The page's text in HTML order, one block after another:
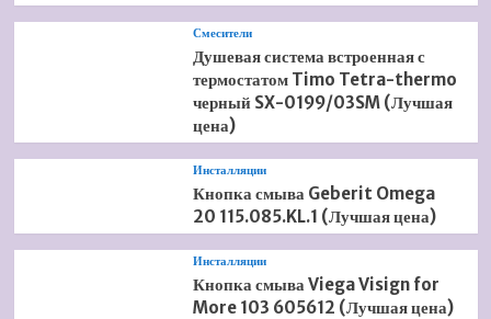
Смесители
Душевая система встроенная с
термостатом Timo Tetra-thermo
черный SX-0199/03SM (Лучшая
цена)
Инсталляции
Кнопка смыва Geberit Omega
20 115.085.KL.1 (Лучшая цена)
Инсталляции
Кнопка смыва Viega Visign for
More 103 605612 (Лучшая цена)